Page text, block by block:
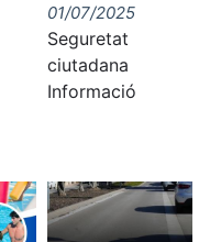
01/07/2025
Seguretat
ciutadana
Informació